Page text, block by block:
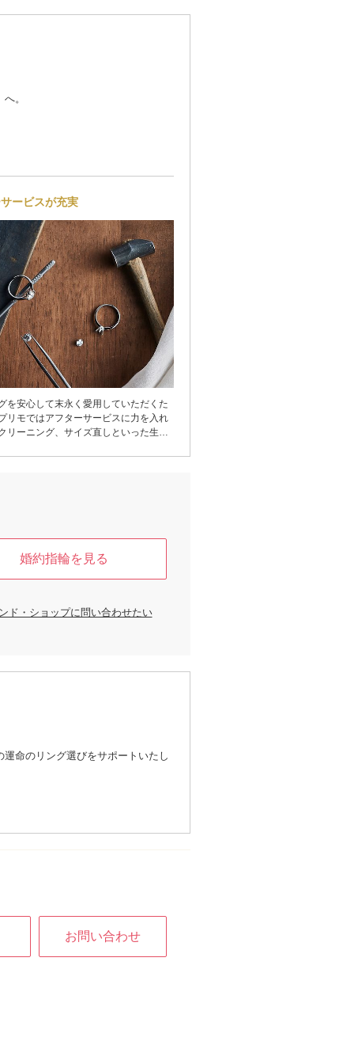
。
ービスが充実
を安心して末永く愛用していただくた
リモではアフターサービスに力を入れ
リーニング、サイズ直しといった生涯
は2点目購入の際の特典や、万が一紛
リモは購入後も、末長くおふたりを見
婚約指輪を見る
ド・ショップに問い合わせたい
命のリング選びをサポートいたし
お問い合わせ